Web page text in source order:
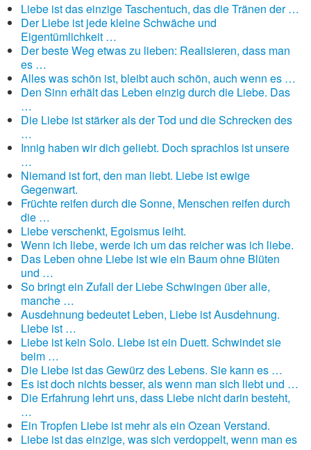
Liebe ist das einzige Taschentuch, das die Tränen der …
Der Liebe ist jede kleine Schwäche und
Eigentümlichkeit …
Der beste Weg etwas zu lieben: Realisieren, dass man
es …
Alles was schön ist, bleibt auch schön, auch wenn es …
Den Sinn erhält das Leben einzig durch die Liebe. Das
…
Die Liebe ist stärker als der Tod und die Schrecken des
…
Innig haben wir dich geliebt. Doch sprachlos ist unsere
…
Niemand ist fort, den man liebt. Liebe ist ewige
Gegenwart.
Früchte reifen durch die Sonne, Menschen reifen durch
die …
Liebe verschenkt, Egoismus leiht.
Wenn ich liebe, werde ich um das reicher was ich liebe.
Das Leben ohne Liebe ist wie ein Baum ohne Blüten
und …
So bringt ein Zufall der Liebe Schwingen über alle,
manche …
Ausdehnung bedeutet Leben, Liebe ist Ausdehnung.
Liebe ist …
Liebe ist kein Solo. Liebe ist ein Duett. Schwindet sie
beim …
Die Liebe ist das Gewürz des Lebens. Sie kann es …
Es ist doch nichts besser, als wenn man sich liebt und …
Die Erfahrung lehrt uns, dass Liebe nicht darin besteht,
…
Ein Tropfen Liebe ist mehr als ein Ozean Verstand.
Liebe ist das einzige, was sich verdoppelt, wenn man es